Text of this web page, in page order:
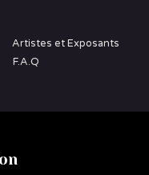
Artistes et Exposants
F.A.Q